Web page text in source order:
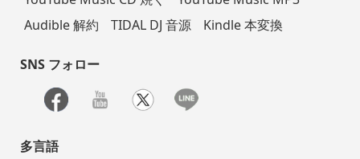
Audible 解約
TIDAL DJ 音源 Kindle 本変換
SNS フォロー
多言語